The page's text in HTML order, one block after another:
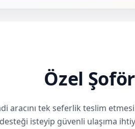
Özel
aracını tek seferlik teslim
isteyip güvenli ulaşıma